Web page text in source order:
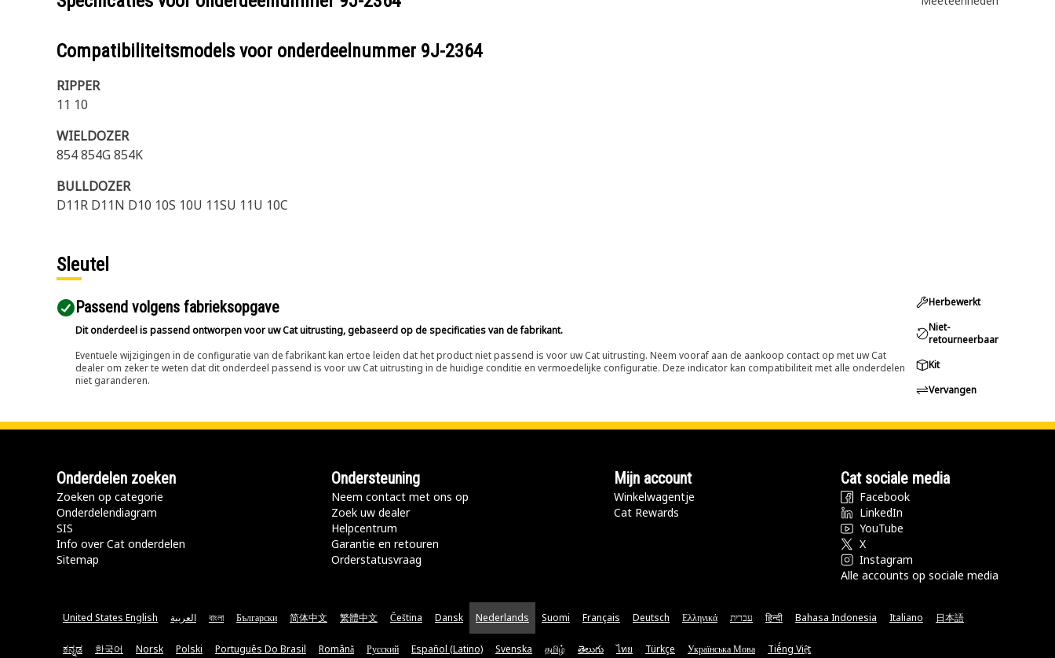
Compatibiliteitsmodels voor onderdeelnummer 9J-2364
RIPPER
11 10
WIELDOZER
854 854G 854K
BULLDOZER
D11R D11N D10 10S 10U 11SU 11U 10C
Sleutel
Passend volgens fabrieksopgave
Dit onderdeel is passend ontworpen voor uw Cat uitrusting, gebaseerd op de specificaties van de fabrikant.
Eventuele wijzigingen in de configuratie van de fabrikant kan ertoe leiden dat het product niet passend is voor uw Cat uitrusting. Neem vooraf aan de aankoop contact op met uw Cat
dealer om zeker te weten dat dit onderdeel passend is voor uw Cat uitrusting in de huidige conditie en vermoedelijke configuratie. Deze indicator kan compatibiliteit met alle onderdelen
niet garanderen.
Herbewerkt
Niet-
retourneerbaar
Kit
Vervangen
Onderdelen zoeken
Zoeken op categorie
Onderdelendiagram
SIS
Info over Cat onderdelen
Sitemap
Ondersteuning
Neem contact met ons op
Zoek uw dealer
Helpcentrum
Garantie en retouren
Orderstatusvraag
Mijn account
Winkelwagentje
Cat Rewards
Cat sociale media
Facebook
LinkedIn
YouTube
X
Instagram
Alle accounts op sociale media
United States English العربية বাংলা Български 简体中文 繁體中文 Čeština Dansk Nederlands Suomi Français Deutsch Ελληνικά עברית हिन्दी Bahasa Indonesia Italiano 日本語
ಕನ್ನಡ 한국어 Norsk Polski Português Do Brasil Română Русский Español (Latino) Svenska தமிழ் తెలుగు ไทย Türkçe Українська Мова Tiếng Việt